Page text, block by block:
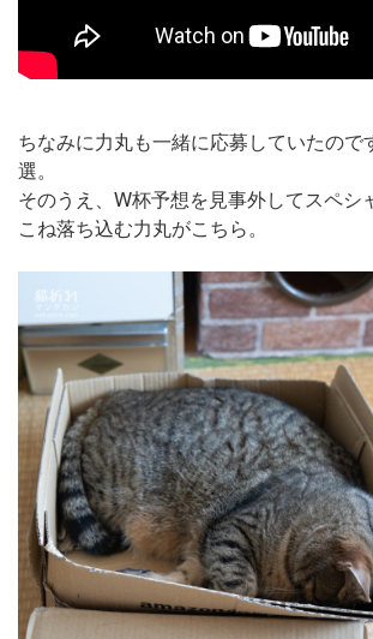
ちなみに力丸も一緒に応募していたので
選。
そのうえ、W杯予想を見事外してスペシ
こね落ち込む力丸がこちら。